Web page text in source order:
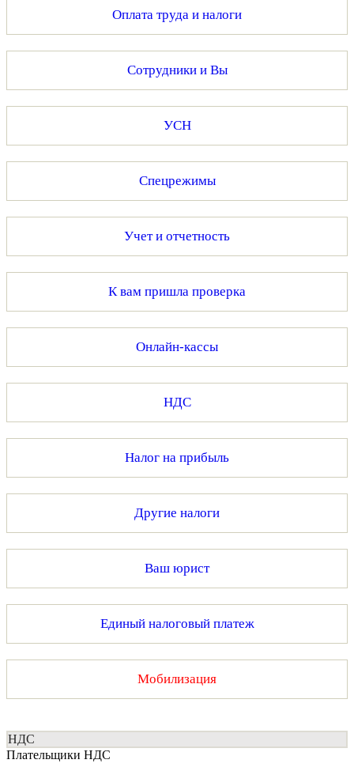
Оплата труда и налоги
Сотрудники и Вы
УСН
Спецрежимы
Учет и отчетность
К вам пришла проверка
Онлайн-кассы
НДС
Налог на прибыль
Другие налоги
Ваш юрист
Единый налоговый платеж
Мобилизация
НДС
Плательщики НДС